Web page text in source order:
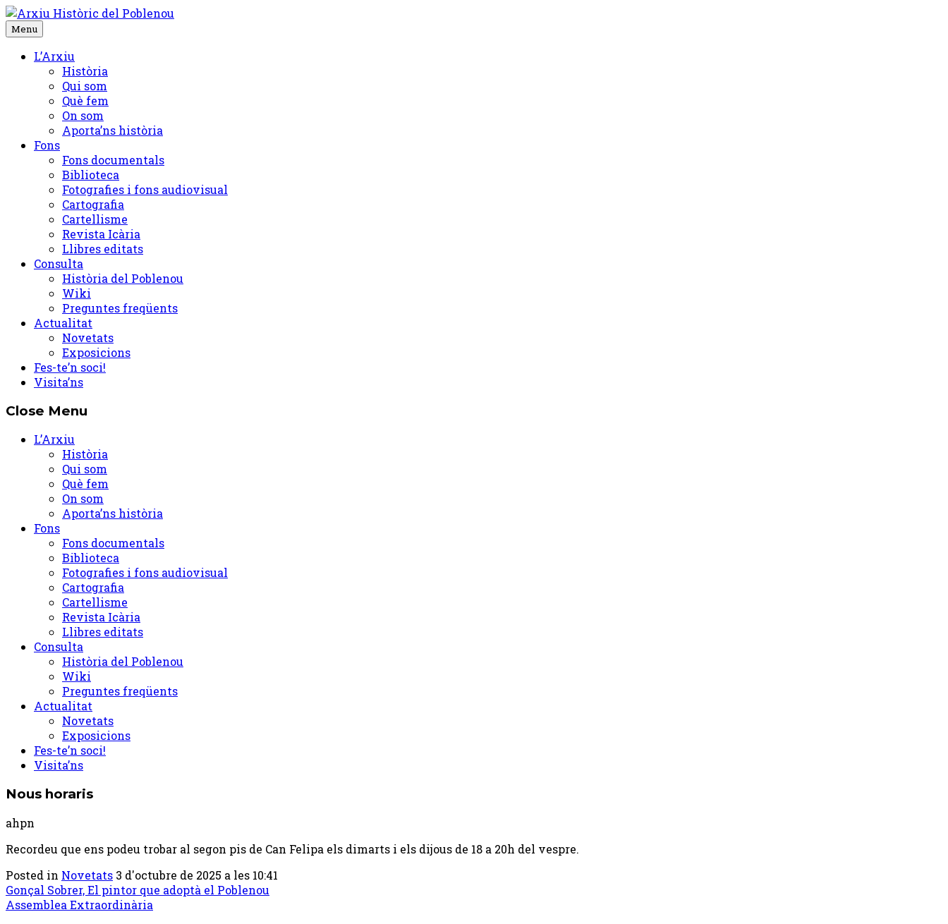
Skip
to
content
Menu
L’Arxiu
Història
Qui som
Què fem
On som
Aporta’ns història
Fons
Fons documentals
Biblioteca
Fotografies i fons audiovisual
Cartografia
Cartellisme
Revista Icària
Llibres editats
Consulta
Història del Poblenou
Wiki
Preguntes freqüents
Actualitat
Novetats
Exposicions
Fes-te’n soci!
Visita’ns
Close Menu
L’Arxiu
Història
Qui som
Què fem
On som
Aporta’ns història
Fons
Fons documentals
Biblioteca
Fotografies i fons audiovisual
Cartografia
Cartellisme
Revista Icària
Llibres editats
Consulta
Història del Poblenou
Wiki
Preguntes freqüents
Actualitat
Novetats
Exposicions
Fes-te’n soci!
Visita’ns
Nous horaris
ahpn
Recordeu que ens podeu trobar al segon pis de Can Felipa els dimarts i els dijous de 18 a 20h del vespre.
Posted in Novetats 3 d'octubre de 2025 a les 10:41
Post
navigation
Gonçal Sobrer, El pintor que adoptà el Poblenou
Assemblea Extraordinària